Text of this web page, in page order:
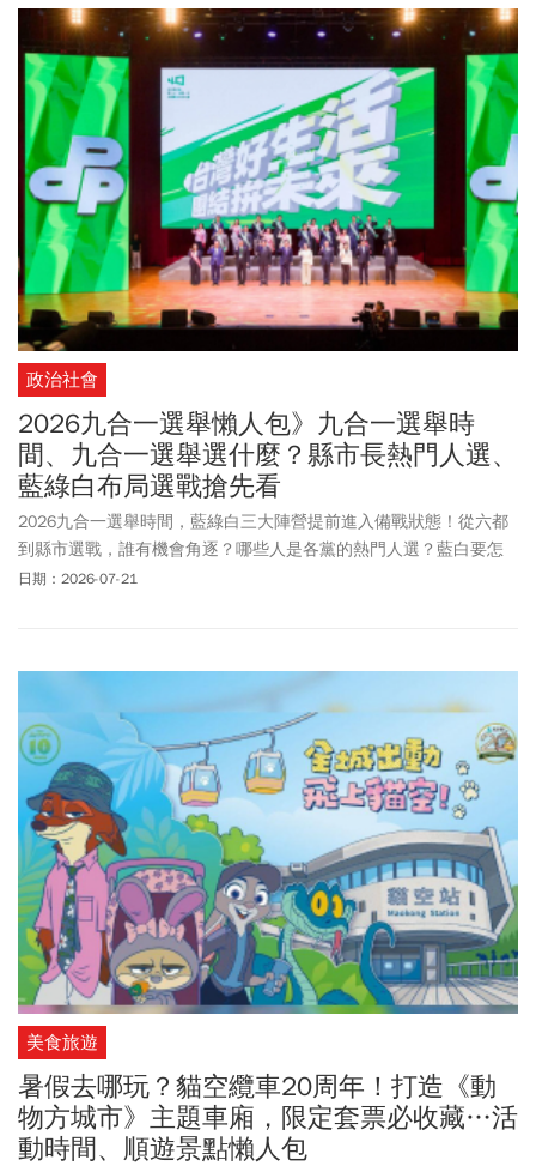
架起始日，以利會員進行核對。是否需要帶影響商品到好市多？本
次退貨機制憑會員卡或商品，購買憑證都可，沒貨也可以。
政治社會
2026九合一選舉懶人包》九合一選舉時
間、九合一選舉選什麼？縣市長熱門人選、
藍綠白布局選戰搶先看
2026九合一選舉時間，藍綠白三大陣營提前進入備戰狀態！從六都
到縣市選戰，誰有機會角逐？哪些人是各黨的熱門人選？藍白要怎
麼合作？今周刊帶您一次掌握2026九合一選舉時程、各黨布局、六
日期：2026-07-21
美食旅遊
暑假去哪玩？貓空纜車20周年！打造《動
物方城市》主題車廂，限定套票必收藏…活
動時間、順遊景點懶人包